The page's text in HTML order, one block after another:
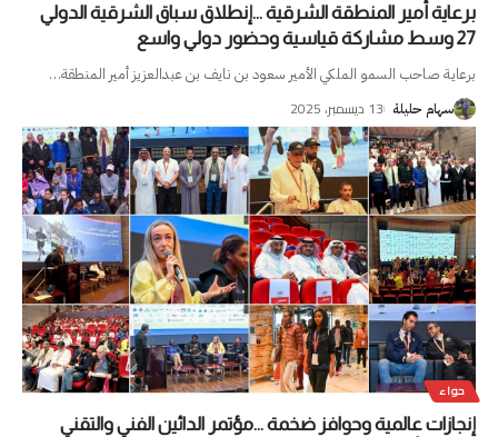
برعاية أمير المنطقة الشرقية …إنطلاق سباق الشرقية الدولي
27 وسط مشاركة قياسية وحضور دولي واسع
برعاية صاحب السمو الملكي الأمير سعود بن نايف بن عبدالعزيز أمير المنطقة…
سهام حليلة 13 ديسمبر، 2025
حواء
إنجازات عالمية وحوافز ضخمة …مؤتمر الدائين الفني والتقني